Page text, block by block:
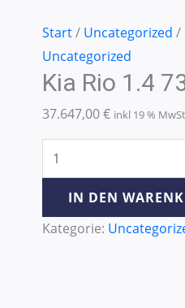
Start/ Uncategorized /
Uncategorized
Kia Rio 1.4
37.647,00€ inkl 19 % MwSt
Kia
Rio
1.4
Menge
IN DEN
Kategorie: